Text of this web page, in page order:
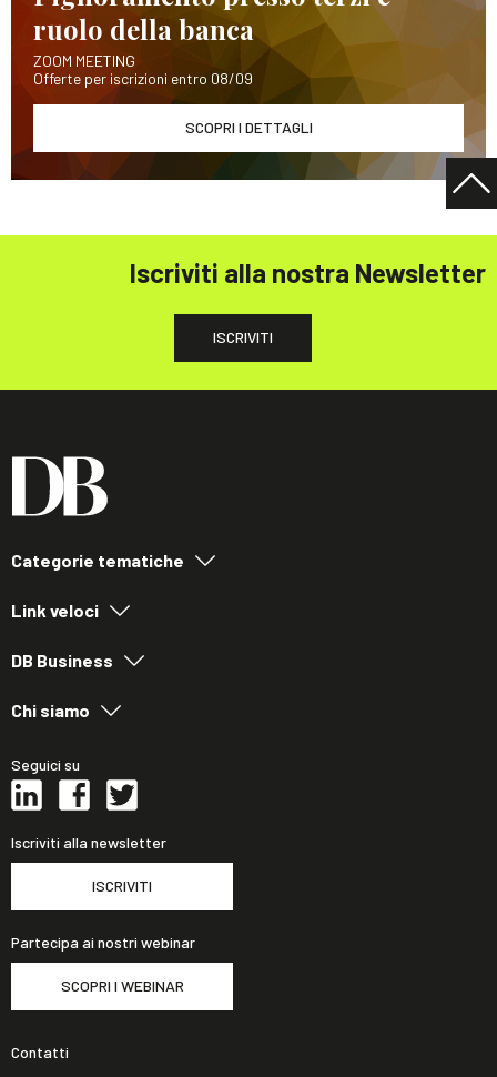
ruolo della banca
ZOOM MEETING
Offerte per iscrizioni entro 08/09
SCOPRI I DETTAGLI
Iscriviti alla nostra Newsletter
ISCRIVITI
Categorie tematiche
Link veloci
DB Business
Chi siamo
Seguici su
Iscriviti alla newsletter
ISCRIVITI
Partecipa ai nostri webinar
SCOPRI I WEBINAR
Contatti